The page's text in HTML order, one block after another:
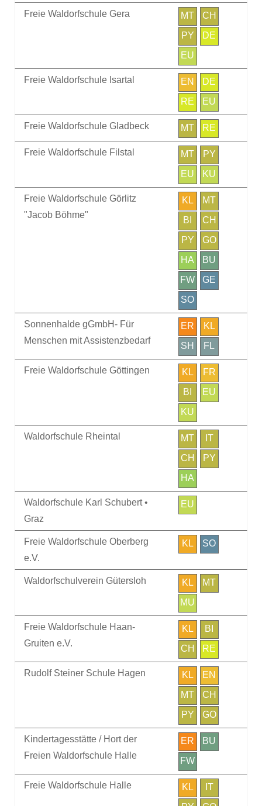
Freie Waldorfschule Gera MT
CH
PY
DE
EU
Freie Waldorfschule Isartal EN
DE
RE
EU
Freie Waldorfschule Gladbeck MT RE
Freie Waldorfschule Filstal MT
PY
EU
KU
Freie Waldorfschule Görlitz
"Jacob Böhme"
KL
MT
BI
CH
PY
GO
HA
BU
FW
GE
SO
Sonnenhalde gGmbH- Für
Menschen mit Assistenzbedarf
ER
KL
SH
FL
Freie Waldorfschule Göttingen KL
FR
BI
EU
KU
Waldorfschule Rheintal MT
IT
CH
PY
HA
Waldorfschule Karl Schubert •
Graz
EU
Freie Waldorfschule Oberberg
e.V.
KL SO
Waldorfschulverein Gütersloh KL
MT
MU
Freie Waldorfschule Haan-
Gruiten e.V.
KL
BI
CH
RE
Rudolf Steiner Schule Hagen KL
EN
MT
CH
PY
GO
Kindertagesstätte / Hort der
Freien Waldorfschule Halle
ER
BU
FW
Freie Waldorfschule Halle KL
IT